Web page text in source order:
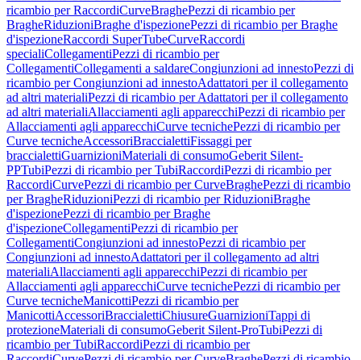
ricambio per RaccordiCurveBraghePezzi di ricambio per
BragheRiduzioniBraghe d'ispezionePezzi di ricambio per Braghe
d'ispezioneRaccordi SuperTubeCurveRaccordi
specialiCollegamentiPezzi di ricambio per
CollegamentiCollegamenti a saldareCongiunzioni ad innestoPezzi di
ricambio per Congiunzioni ad innestoAdattatori per il collegamento
ad altri materialiPezzi di ricambio per Adattatori per il collegamento
ad altri materialiAllacciamenti agli apparecchiPezzi di ricambio per
Allacciamenti agli apparecchiCurve tecnichePezzi di ricambio per
Curve tecnicheAccessoriBraccialettiFissaggi per
braccialettiGuarnizioniMateriali di consumoGeberit Silent-
PPTubiPezzi di ricambio per TubiRaccordiPezzi di ricambio per
RaccordiCurvePezzi di ricambio per CurveBraghePezzi di ricambio
per BragheRiduzioniPezzi di ricambio per RiduzioniBraghe
d'ispezionePezzi di ricambio per Braghe
d'ispezioneCollegamentiPezzi di ricambio per
CollegamentiCongiunzioni ad innestoPezzi di ricambio per
Congiunzioni ad innestoAdattatori per il collegamento ad altri
materialiAllacciamenti agli apparecchiPezzi di ricambio per
Allacciamenti agli apparecchiCurve tecnichePezzi di ricambio per
Curve tecnicheManicottiPezzi di ricambio per
ManicottiAccessoriBraccialettiChiusureGuarnizioniTappi di
protezioneMateriali di consumoGeberit Silent-ProTubiPezzi di
ricambio per TubiRaccordiPezzi di ricambio per